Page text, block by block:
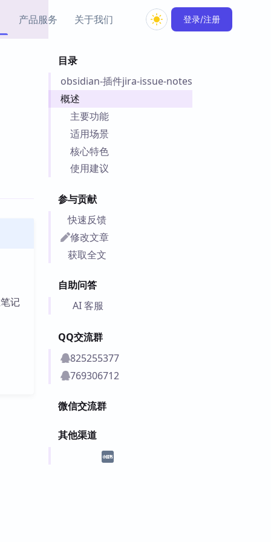
产品服务
Obsidian 教程
关于我们 登录/注册
目录
obsidian-插件jira-issue-notes
概述
主要功能
适用场景
核心特色
使用建议
参与贡献
快速反馈
修改文章
获取全文
自助问答
AI 客服
QQ交流群
825255377
769306712
微信交流群
其他渠道
记